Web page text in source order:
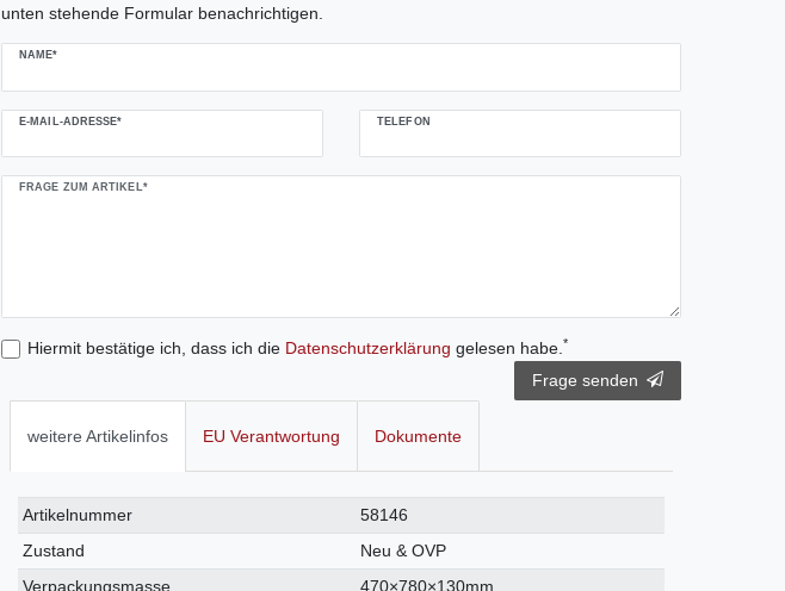
unten stehende Formular benachrichtigen.
NAME*
E-MAIL-ADRESSE* TELEFON
FRAGE ZUM ARTIKEL*
Hiermit bestätige ich, dass ich die Daten­schutz­erklärung gelesen habe.*
Frage senden
weitere Artikelinfos EU Verantwortung Dokumente
Technisches
Merkmal
Wert
Artikelnummer
58146
Zustand
Neu & OVP
Verpackungsmasse
470×780×130mm